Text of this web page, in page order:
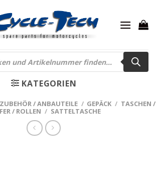
KATEGORIEN
/ ANBAUTEILE / GEPÄCK / TASCHEN /
/ ROLLEN / SATTELTASCHE